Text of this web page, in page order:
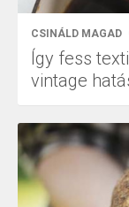
CSINÁLD MAGAD
Így fess
vintage